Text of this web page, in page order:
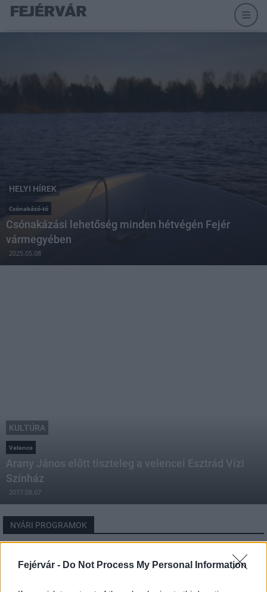
Fejérvár - Do Not Process My Personal Information
HELYI HÍREK
Csónakázó-tó
Csónakázási lehetőség minden hétvégén Fejér
vármegyében
2025.05.08
KULTÚRA
Velence
Arany János előtt tiszteleg a velencei Esztrád Vízi
Színház
2017.08.07
NYÁRI PROGRAMOK